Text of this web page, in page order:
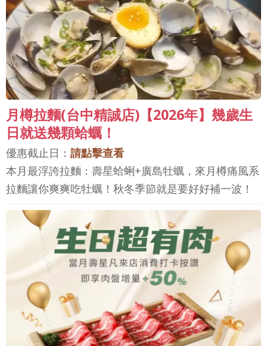
月樽拉麵(台中精誠店)【2026年】幾歲生
日就送幾顆蛤蠣！
優惠截止日： 請點擊查看
本月最浮誇拉麵：壽星蛤蜊+廣島牡蠣，來月樽痛風系
拉麵讓你爽爽吃牡蠣！秋冬季節就是要好好補一波！